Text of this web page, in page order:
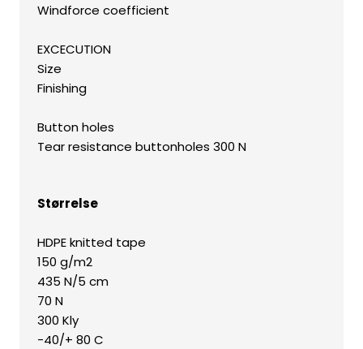
​Windforce coefficient
​EXCECUTION
​Size
​Finishing
​Button holes
​Tear resistance buttonholes 300 N
Størrelse
​HDPE knitted tape
​150 g/m2
435 N/5 cm
70 N
​300 Kly
​-40/+ 80 C